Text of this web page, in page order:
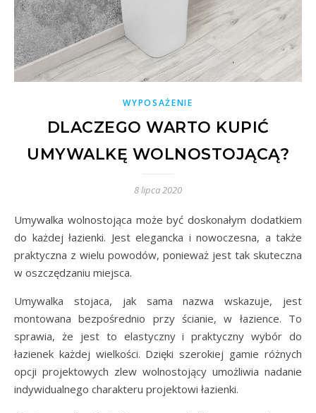
WYPOSAŻENIE
DLACZEGO WARTO KUPIĆ
UMYWALKĘ WOLNOSTOJĄCĄ?
8 lipca 2020
Umywalka wolnostojąca może być doskonałym dodatkiem
do każdej łazienki. Jest elegancka i nowoczesna, a także
praktyczna z wielu powodów, ponieważ jest tak skuteczna
w oszczędzaniu miejsca.
Umywalka stojaca, jak sama nazwa wskazuje, jest
montowana bezpośrednio przy ścianie, w łazience. To
sprawia, że ​​jest to elastyczny i praktyczny wybór do
łazienek każdej wielkości. Dzięki szerokiej gamie różnych
opcji projektowych zlew wolnostojący umożliwia nadanie
indywidualnego charakteru projektowi łazienki.